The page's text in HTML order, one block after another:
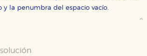
y la penumbra del espacio vacío.